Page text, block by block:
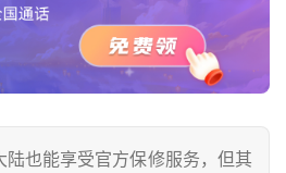
也能享受官方保修服务，但其